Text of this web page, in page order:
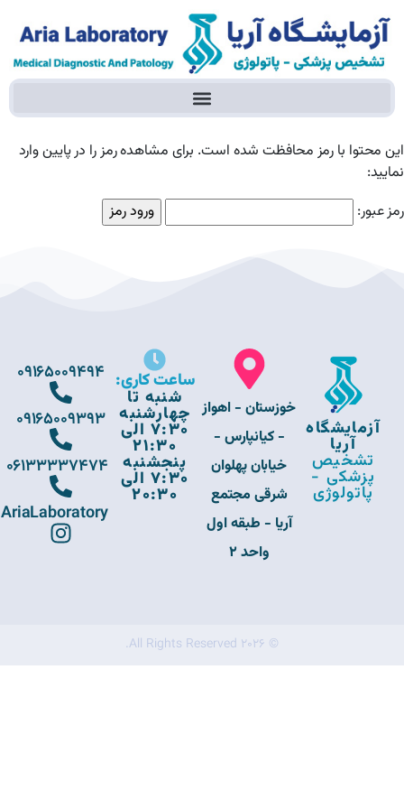
این محتوا با رمز محافظت شده است. برای مشاهده رمز را در پایین وارد
نمایید:
رمز عبور:
آزمایشگاه
آریا
تشخیص
پزشکی -
پاتولوژی
خوزستان - اهواز
- کیانپارس -
خیابان پهلوان
شرقی مجتمع
آریا - طبقه اول
واحد 2
ساعت کاری:
شنبه تا
چهارشنبه
7:30 الی
21:30
پنجشنبه
7:30 الی
20:30
09165009494
09165009393
06133337474
AriaLaboratory
© 2026 All Rights Reserved.